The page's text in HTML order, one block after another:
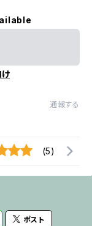
通報する
(5)
ポスト